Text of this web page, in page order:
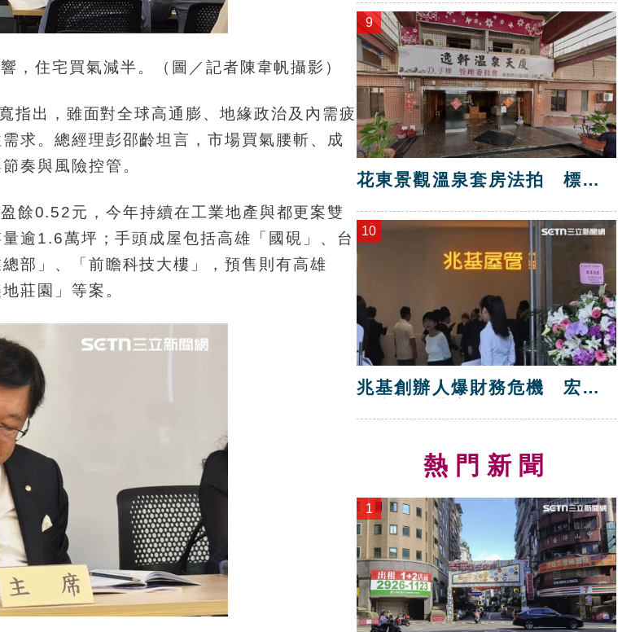
，住宅買氣減半。（圖／記者陳韋帆攝影）
指出，雖面對全球高通膨、地緣政治及內需疲
求。總經理彭邵齡坦言，市場買氣腰斬、成
奏與風險控管。
餘0.52元，今年持續在工業地產與都更案雙
逾1.6萬坪；手頭成屋包括高雄「國硯」、台
部」、「前瞻科技大樓」，預售則有高雄
莊園」等案。
9
花東景觀溫泉套房法拍 標脫
10
兆基創辦人爆財務危機 宏碁
熱門新聞
1